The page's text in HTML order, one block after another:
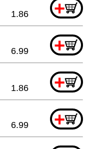
+
1.86
+
6.99
+
1.86
+
6.99